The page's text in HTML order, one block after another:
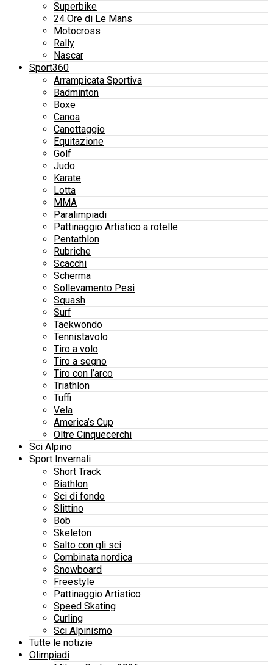
Superbike
24 Ore di Le Mans
Motocross
Rally
Nascar
Sport360
Arrampicata Sportiva
Badminton
Boxe
Canoa
Canottaggio
Equitazione
Golf
Judo
Karate
Lotta
MMA
Paralimpiadi
Pattinaggio Artistico a rotelle
Pentathlon
Rubriche
Scacchi
Scherma
Sollevamento Pesi
Squash
Surf
Taekwondo
Tennistavolo
Tiro a volo
Tiro a segno
Tiro con l’arco
Triathlon
Tuffi
Vela
America’s Cup
Oltre Cinquecerchi
Sci Alpino
Sport Invernali
Short Track
Biathlon
Sci di fondo
Slittino
Bob
Skeleton
Salto con gli sci
Combinata nordica
Snowboard
Freestyle
Pattinaggio Artistico
Speed Skating
Curling
Sci Alpinismo
Tutte le notizie
Olimpiadi